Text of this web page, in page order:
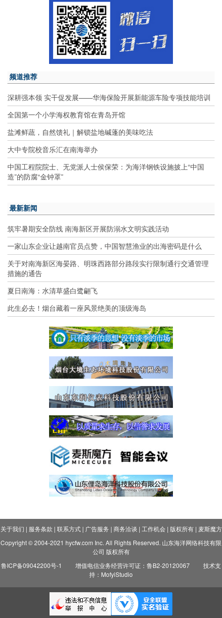
频道推荐
深耕强本领 实干促发展——华海保险开展新能源车险专项技能培训
全国第一个小学海权教育馆在青岛开馆
盐滩鲜蔬，自然馈礼｜解锁盐地碱蓬的美味吃法
大中专院校音乐汇在南海举办
中国工程院院士、无党派人士侯保荣：为海洋钢铁设施披上“中国
造”的防腐“金钟罩”
最新新闻
筑牢暑期安全防线 南海新区开展防溺水文明实践活动
一家山东企业让越南官员点赞，中国智慧渔业的出海密码是什么
关于对南海新区海晏路、明珠西路部分路段实行限制通行交通管理
措施的通告
夏日南海：水清草盛白鹭翩飞
此生必去！烟台藏着一座风景绝美的顶级海岛
关于我们 | 服务条款 | 联系方式| 广告服务 | 商务洽谈 | 工作机会| 版权所有| 麦斯魔方
Copyright © 2004-2021 hycfw.com Inc. All Rights Reserved. 山东海洋网络科技有限
公司 版权所有
鲁ICP备09042200号-1
增值电信业务经营许可证：鲁B2-20120067
技术支
持：MofyiStudio